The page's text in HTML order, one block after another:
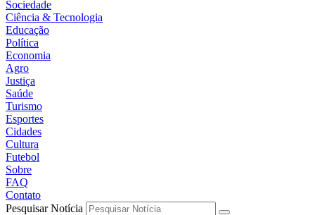
Sociedade
Ciência & Tecnologia
Educação
Política
Economia
Agro
Justiça
Saúde
Turismo
Esportes
Cidades
Cultura
Futebol
Sobre
FAQ
Contato
Pesquisar Notícia